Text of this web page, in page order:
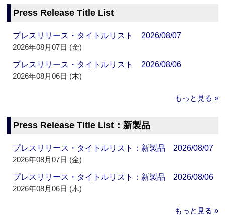
Press Release Title List
プレスリリース・タイトルリスト 2026/08/07
2026年08月07日 (金)
プレスリリース・タイトルリスト 2026/08/06
2026年08月06日 (木)
もっと見る »
Press Release Title List：新製品
プレスリリース・タイトルリスト：新製品 2026/08/07
2026年08月07日 (金)
プレスリリース・タイトルリスト：新製品 2026/08/06
2026年08月06日 (木)
もっと見る »